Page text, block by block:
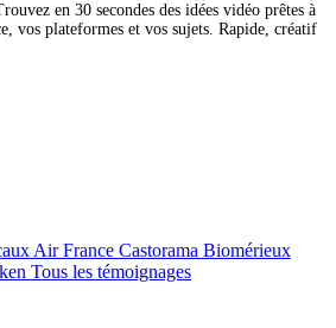
en 30 secondes des idées vidéo prêtes à
vos plateformes et vos sujets. Rapide, créatif
Air France Castorama Biomérieux
Tous les témoignages